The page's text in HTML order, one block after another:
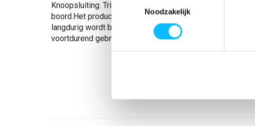
Noodzakelijk
Knoopsluiting. Tricot in de kraag en bij de mouwen.
boord.Het product kan van kleur veranderen wanneer het
langdurig wordt blootgesteld aan direct zonlicht. Voor
voortdurend gebruik buitenshuis wordt 50181-861